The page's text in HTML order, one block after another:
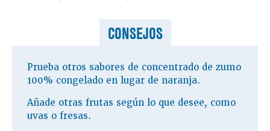
CONSEJOS
Prueba otros sabores de concentrado de zumo
100% congelado en lugar de naranja.
Añade otras frutas según lo que desee, como
uvas o fresas.